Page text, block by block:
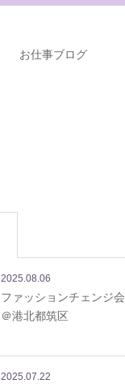
お仕事ブログ
2025.08.06
ファッションチェンジ会
＠港北都筑区
2025.07.22